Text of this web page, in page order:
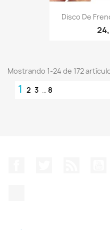
Disco De
Mostrando 1-24 de 172
1 2 3 … 8